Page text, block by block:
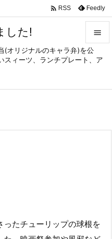
した!
(オリジナルのキャラ弁)を公
スィーツ、ランチプレート、ア


メニュ
サイド

 RSS Feedly
ったチューリップの球根を